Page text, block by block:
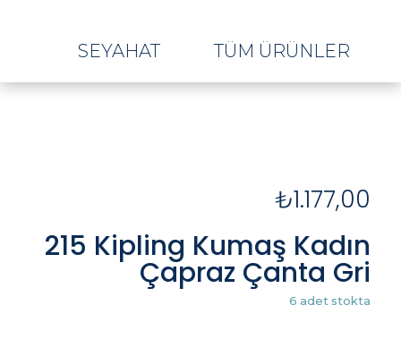
SEYAHAT TÜM ÜRÜNLER
₺1.177,00
215 Kipling Kumaş Kadın
Çapraz Çanta Gri
6 adet stokta